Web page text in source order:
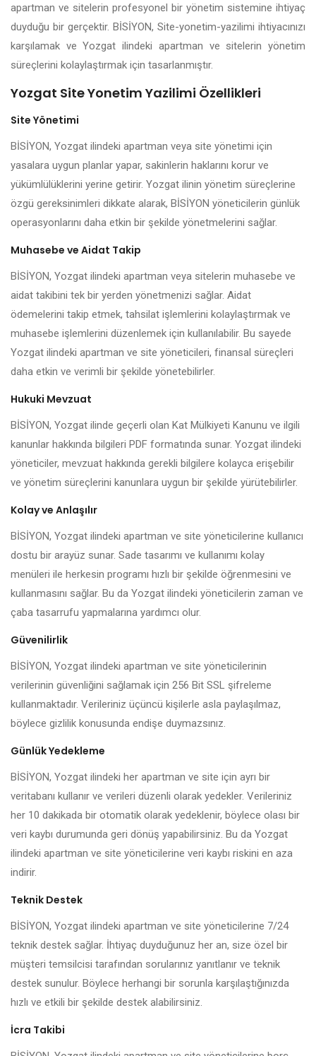
apartman ve sitelerin profesyonel bir yönetim sistemine ihtiyaç
duyduğu bir gerçektir. BİSİYON, Site-yonetim-yazilimi ihtiyacınızı
karşılamak ve Yozgat ilindeki apartman ve sitelerin yönetim
süreçlerini kolaylaştırmak için tasarlanmıştır.
Yozgat Site Yonetim Yazilimi Özellikleri
Site Yönetimi
BİSİYON, Yozgat ilindeki apartman veya site yönetimi için
yasalara uygun planlar yapar, sakinlerin haklarını korur ve
yükümlülüklerini yerine getirir. Yozgat ilinin yönetim süreçlerine
özgü gereksinimleri dikkate alarak, BİSİYON yöneticilerin günlük
operasyonlarını daha etkin bir şekilde yönetmelerini sağlar.
Muhasebe ve Aidat Takip
BİSİYON, Yozgat ilindeki apartman veya sitelerin muhasebe ve
aidat takibini tek bir yerden yönetmenizi sağlar. Aidat
ödemelerini takip etmek, tahsilat işlemlerini kolaylaştırmak ve
muhasebe işlemlerini düzenlemek için kullanılabilir. Bu sayede
Yozgat ilindeki apartman ve site yöneticileri, finansal süreçleri
daha etkin ve verimli bir şekilde yönetebilirler.
Hukuki Mevzuat
BİSİYON, Yozgat ilinde geçerli olan Kat Mülkiyeti Kanunu ve ilgili
kanunlar hakkında bilgileri PDF formatında sunar. Yozgat ilindeki
yöneticiler, mevzuat hakkında gerekli bilgilere kolayca erişebilir
ve yönetim süreçlerini kanunlara uygun bir şekilde yürütebilirler.
Kolay ve Anlaşılır
BİSİYON, Yozgat ilindeki apartman ve site yöneticilerine kullanıcı
dostu bir arayüz sunar. Sade tasarımı ve kullanımı kolay
menüleri ile herkesin programı hızlı bir şekilde öğrenmesini ve
kullanmasını sağlar. Bu da Yozgat ilindeki yöneticilerin zaman ve
çaba tasarrufu yapmalarına yardımcı olur.
Güvenilirlik
BİSİYON, Yozgat ilindeki apartman ve site yöneticilerinin
verilerinin güvenliğini sağlamak için 256 Bit SSL şifreleme
kullanmaktadır. Verileriniz üçüncü kişilerle asla paylaşılmaz,
böylece gizlilik konusunda endişe duymazsınız.
Günlük Yedekleme
BİSİYON, Yozgat ilindeki her apartman ve site için ayrı bir
veritabanı kullanır ve verileri düzenli olarak yedekler. Verileriniz
her 10 dakikada bir otomatik olarak yedeklenir, böylece olası bir
veri kaybı durumunda geri dönüş yapabilirsiniz. Bu da Yozgat
ilindeki apartman ve site yöneticilerine veri kaybı riskini en aza
indirir.
Teknik Destek
BİSİYON, Yozgat ilindeki apartman ve site yöneticilerine 7/24
teknik destek sağlar. İhtiyaç duyduğunuz her an, size özel bir
müşteri temsilcisi tarafından sorularınız yanıtlanır ve teknik
destek sunulur. Böylece herhangi bir sorunla karşılaştığınızda
hızlı ve etkili bir şekilde destek alabilirsiniz.
İcra Takibi